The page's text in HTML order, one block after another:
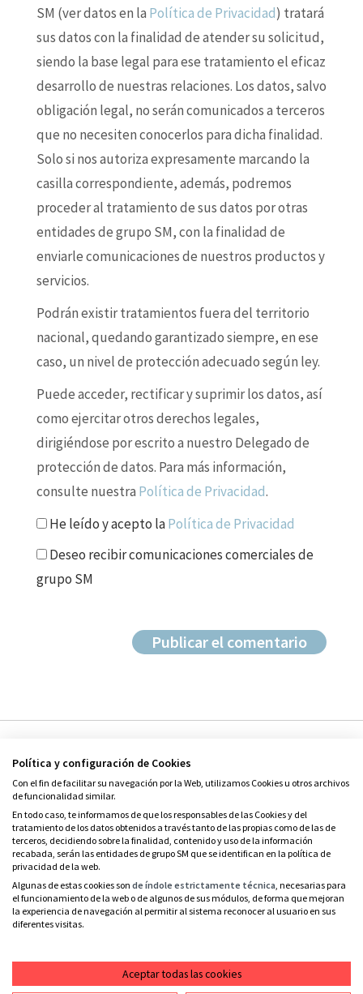
SM (ver datos en la Política de Privacidad) tratará
sus datos con la finalidad de atender su solicitud,
siendo la base legal para ese tratamiento el eficaz
desarrollo de nuestras relaciones. Los datos, salvo
obligación legal, no serán comunicados a terceros
que no necesiten conocerlos para dicha finalidad.
Solo si nos autoriza expresamente marcando la
casilla correspondiente, además, podremos
proceder al tratamiento de sus datos por otras
entidades de grupo SM, con la finalidad de
enviarle comunicaciones de nuestros productos y
servicios.
Podrán existir tratamientos fuera del territorio
nacional, quedando garantizado siempre, en ese
caso, un nivel de protección adecuado según ley.
Puede acceder, rectificar y suprimir los datos, así
como ejercitar otros derechos legales,
dirigiéndose por escrito a nuestro Delegado de
protección de datos. Para más información,
consulte nuestra Política de Privacidad.
He leído y acepto laPolítica de Privacidad
Deseo recibir comunicaciones comerciales de
grupo SM
© Grupo SM
Condiciones de uso
Política de privacidad
Política de cookies
Política y configuración de Cookies
Con el fin de facilitar su navegación por la Web, utilizamos Cookies u otros archivos
de funcionalidad similar.
En todo caso, te informamos de que los responsables de las Cookies y del
tratamiento de los datos obtenidos a través tanto de las propias como de las de
terceros, decidiendo sobre la finalidad, contenido y uso de la información
recabada, serán las entidades de grupo SM que se identifican en la política de
privacidad de la web.
Algunas de estas cookies son de índole estrictamente técnica, necesarias para
el funcionamiento de la web o de algunos de sus módulos, de forma que mejoran
la experiencia de navegación al permitir al sistema reconocer al usuario en sus
diferentes visitas.
Aceptar todas las cookies